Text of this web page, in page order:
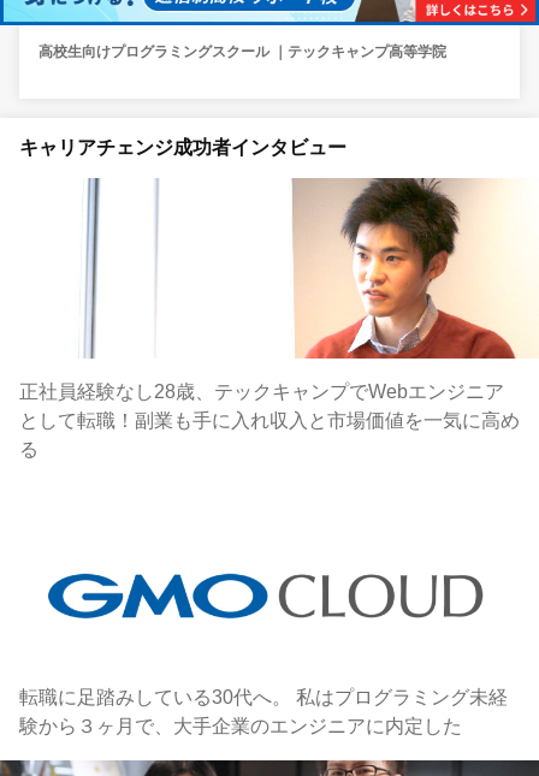
高校生向けプログラミングスクール ｜テックキャンプ高等学院
キャリアチェンジ成功者インタビュー
正社員経験なし28歳、テックキャンプでWebエンジニア
として転職！副業も手に入れ収入と市場価値を一気に高め
る
転職に足踏みしている30代へ。 私はプログラミング未経
験から３ヶ月で、大手企業のエンジニアに内定した